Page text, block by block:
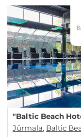
"Baltic Beach
Jūrmala, Baltic